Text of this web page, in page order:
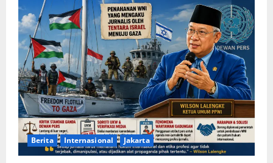
Berita Internasional Jakarta